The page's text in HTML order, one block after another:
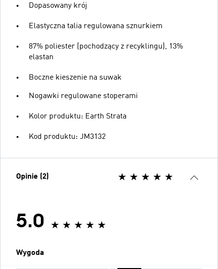
Dopasowany krój
Elastyczna talia regulowana sznurkiem
87% poliester (pochodzący z recyklingu), 13%
elastan
Boczne kieszenie na suwak
Nogawki regulowane stoperami
Kolor produktu: Earth Strata
Kod produktu: JM3132
Opinie (2)
5.0
Wygoda